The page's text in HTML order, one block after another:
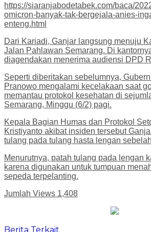
https://siaranjabodetabek.com/baca/
omicron-banyak-tak-bergejala-anies-
enteng.html
Dari Kariadi, Ganjar langsung menuju
Jalan Pahlawan Semarang. Di
diagendakan menerima audiensi DPD
Seperti diberitakan sebelumnya,
Pranowo mengalami kecelakaan saat
memantau protokol kesehatan di
Semarang, Minggu (6/2) pagi.
Kepala Bagian Humas dan Protokol
Kristiyanto akibat insiden tersebut
tulang pada tulang hasta lengan
Menurutnya, patah tulang pada lengan
karena digunakan untuk tumpuan
sepeda terpelanting.
Jumlah Views 1,408
Berita Terkait